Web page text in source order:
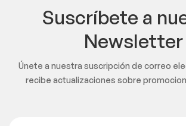
Suscríbete a
Newsletter
Únete a nuestra suscripción de correo
recibe actualizaciones sobre